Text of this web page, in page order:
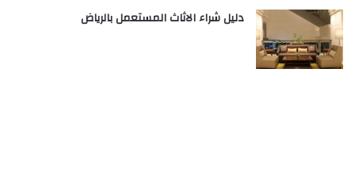
دليل شراء الاثاث المستعمل بالرياض